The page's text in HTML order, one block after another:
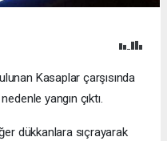
Kasaplar çarşısında
yangın çıktı.
dükkanlara sıçrayarak